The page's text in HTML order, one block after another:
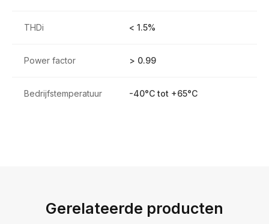
THDi < 1.5%
Power factor > 0.99
Bedrijfstemperatuur -40°C tot +65°C
Gerelateerde producten